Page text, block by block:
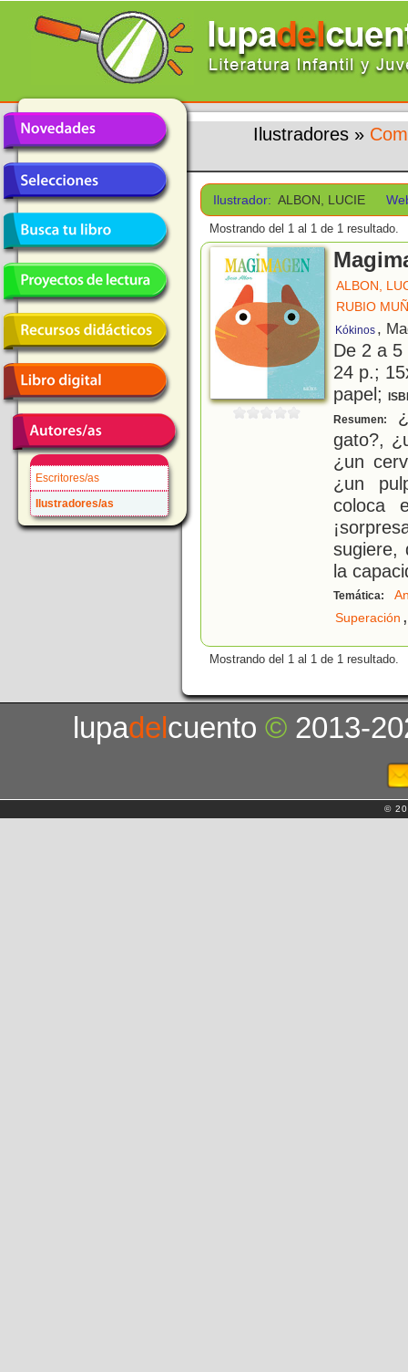
Escritores/as
Ilustradores/as
Ilustradores »
Ilustrador: ALBON, LUCIE
Mostrando del 1 al 1 de 1 resultado.
ALBON,
RUBIO
Kókinos ,
De 2 a
24 p.;
papel;
Resumen:
gato?,
¿un
¿un
coloca
sugiere,
la
Temática:
Superación ,
Mostrando del 1 al 1 de 1 resultado.
lupadelcuento© 2013-
©